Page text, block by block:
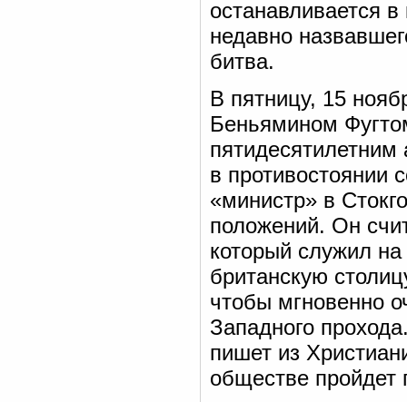
останавливается
недавно
битва.
В пятницу, 15
Беньямином
пятидесятилетним
в противостоянии
«министр» в
положений. Он
который служил
британскую
чтобы мгновенно
Западного
пишет из
обществе пройдет